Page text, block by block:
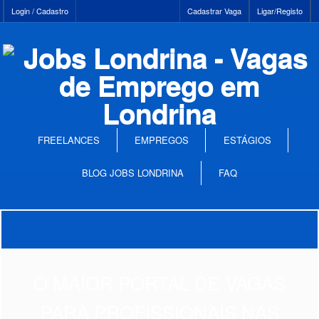
Login / Cadastro Ligar/Registo
Cadastrar Vaga
FREELANCES EMPREGOS ESTÁGIOS
BLOG JOBS LONDRINA FAQ